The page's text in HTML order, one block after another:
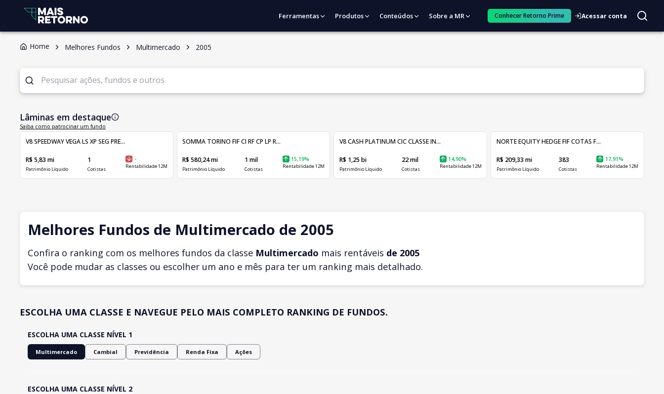
Ferramentas Produtos Conteúdos Sobre a MR Conhecer Retorno Prime Acessar conta
Home Melhores Fundos Multimercado 2005
Lâminas em destaque
Saiba como patrocinar um fundo
V8 SPEEDWAY VEGA LS XP SEG PRE...
R$ 5,83 mi
Patrimônio Líquido
1
Cotistas
-
Rentabilidade 12M
SOMMA TORINO FIF CI RF CP LP R...
R$ 580,24 mi
Patrimônio Líquido
1 mil
Cotistas
15,19%
Rentabilidade 12M
V8 CASH PLATINUM CIC CLASSE IN...
R$ 1,25 bi
Patrimônio Líquido
22 mil
Cotistas
14,90%
Rentabilidade 12M
NORTE EQUITY HEDGE FIF COTAS F...
R$ 209,33 mi
Patrimônio Líquido
383
Cotistas
17,91%
Rentabilidade 12M
Melhores Fundos de Multimercado de 2005
Confira o ranking com os melhores fundos da classe Multimercado mais rentáveis de 2005
Você pode mudar as classes ou escolher um ano e mês para ter um ranking mais detalhado.
ESCOLHA UMA CLASSE E NAVEGUE PELO MAIS COMPLETO RANKING DE FUNDOS.
ESCOLHA UMA CLASSE NÍVEL 1
Multimercado Cambial Previdência Renda Fixa Ações
ESCOLHA UMA CLASSE NÍVEL 2